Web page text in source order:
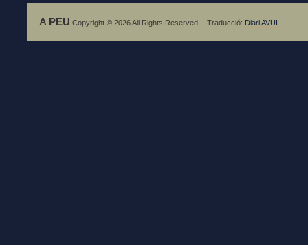
A PEU Copyright © 2026 All Rights Reserved. - Traducció: Diari AVUI